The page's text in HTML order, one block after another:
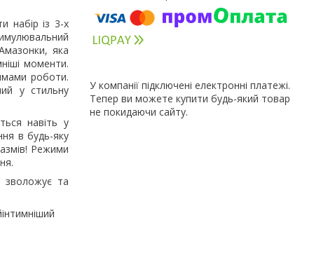
набір із 3-х
яка
моменти.
роботи.
у стильну
навіть у
в будь-яку
Режими
зволожує та
У компанії підключені електронні платежі.
Тепер ви можете купити будь-який товар
не покидаючи сайту.